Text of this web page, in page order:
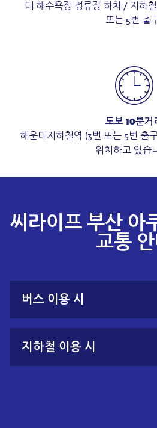
대 해수욕장 정류장 하차 / 지하
또는 5번 출
도보 10분거
해운대지하철역 (3번 또는 5번 출
위치하고 있습
씨라이프 부산 아
교통 안
버스 이용 시
지하철 이용 시